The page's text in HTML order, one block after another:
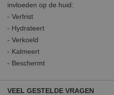
invloeden op de huid:
- Verfrist
- Hydrateert
- Verkoeld
- Kalmeert
- Beschermt
VEEL GESTELDE VRAGEN